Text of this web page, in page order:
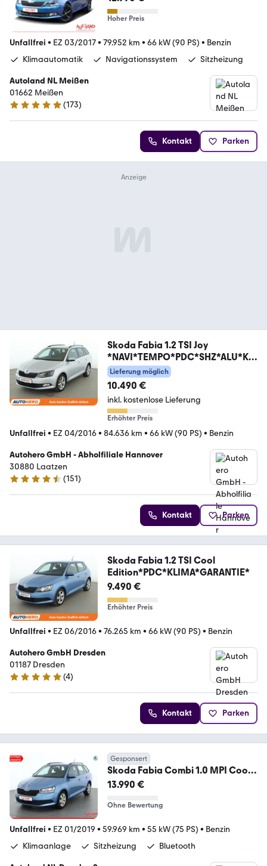
Hoher Preis
Unfallfrei • EZ 03/2017• 79.952 km • 66 kW (90 PS) • Benzin
Klimaautomatik
Navigationssystem Sitzheizung
Autoland NL Meißen
01662 Meißen
4.8 Sterne
(173)
Kontakt Parken
Skoda Fabia 1.2 TSI Joy
*NAVI*TEMPO*PDC*SHZ*ALU*KLI
MA*
Lieferung möglich
10.490 €
inkl. kostenlose Lieferung
Erhöhter Preis
Unfallfrei • EZ 04/2016• 84.636 km • 66 kW (90 PS) • Benzin
Autohero GmbH - Abholfiliale Hannover
30880 Laatzen
4.7 Sterne
(151)
Kontakt Parken
Skoda Fabia 1.2 TSI Cool
Edition*PDC*KLIMA*GARANTIE*
9.490 €
Erhöhter Preis
Unfallfrei • EZ 06/2016• 76.265 km • 66 kW (90 PS) • Benzin
Autohero GmbH Dresden
01187 Dresden
5 Sterne
(4)
Kontakt Parken
Gesponsert
Skoda Fabia Combi 1.0 MPI Cool
Edition Sitzheizung
13.990 €
Ohne Bewertung
Unfallfrei • EZ 01/2019 • 59.969 km • 55 kW (75 PS) • Benzin
Klimaanlage
Sitzheizung Bluetooth